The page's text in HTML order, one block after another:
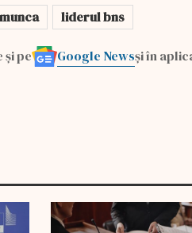
liderul bns
și pe Google Newsși în